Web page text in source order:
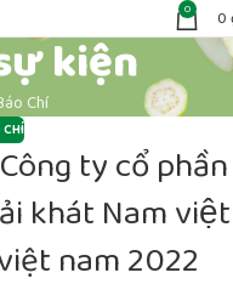
0 0
kiện
Chí
ty cổ phần
khát Nam việt
nam 2022